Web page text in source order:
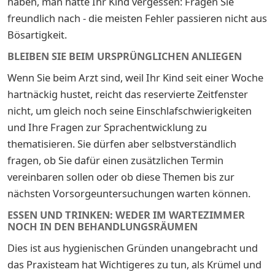
freundlich nach - die meisten Fehler passieren nicht aus
Bösartigkeit.
BLEIBEN SIE BEIM URSPRÜNGLICHEN ANLIEGEN
Wenn Sie beim Arzt sind, weil Ihr Kind seit einer Woche
hartnäckig hustet, reicht das reservierte Zeitfenster
nicht, um gleich noch seine Einschlafschwierigkeiten
und Ihre Fragen zur Sprachentwicklung zu
thematisieren. Sie dürfen aber selbstverständlich
fragen, ob Sie dafür einen zusätzlichen Termin
vereinbaren sollen oder ob diese Themen bis zur
nächsten Vorsorgeuntersuchungen warten können.
ESSEN UND TRINKEN: WEDER IM WARTEZIMMER
NOCH IN DEN BEHANDLUNGSRÄUMEN
Dies ist aus hygienischen Gründen unangebracht und
das Praxisteam hat Wichtigeres zu tun, als Krümel und